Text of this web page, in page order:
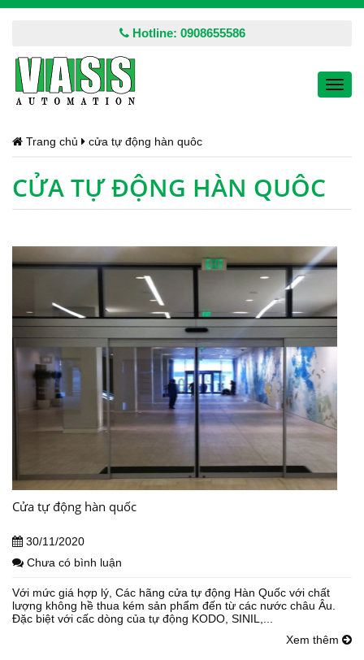
Hotline: 0908655586
Trang chủ cửa tự động hàn quôc
CỬA TỰ ĐỘNG HÀN QUÔC
Cửa tự động hàn quốc
30/11/2020
Chưa có bình luận
Với mức giá hợp lý, Các hãng cửa tự động Hàn Quốc với chất
lượng không hề thua kém sản phẩm đến từ các nước châu Âu.
Đặc biệt với cấc dòng của tự động KODO, SINIL,...
Xem thêm